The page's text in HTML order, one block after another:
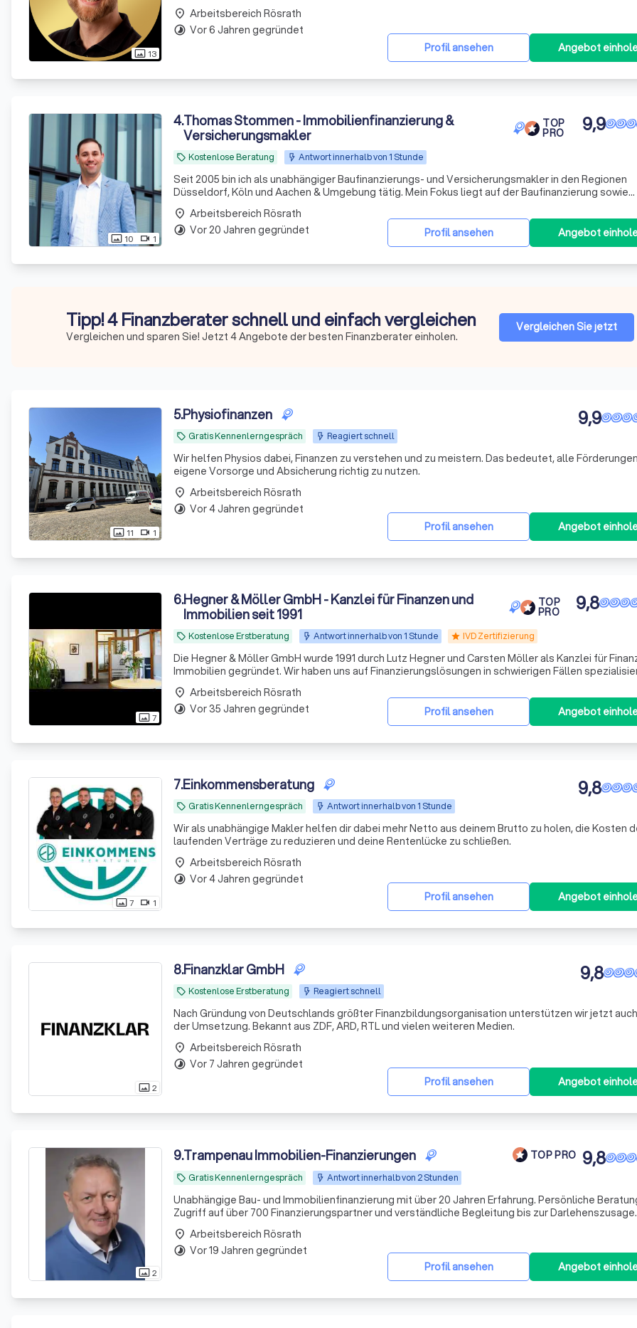
photo_size_select_actual 13 Profil ansehen Angebot
place Arbeitsbereich Rösrath
timelapse Vor 6 Jahren gegründet
photo_size_select_actual 10 videocam 1
4.Thomas Stommen - Immobilienfinanzierung &
Versicherungsmakler
TOP
PRO
local_offer Kostenlose Beratung Antwort innerhalb von 1 Stunde
9,9
Seit 2005 bin ich als unabhängiger Baufinanzierungs- und Versicherungsmakler in den Regionen
Düsseldorf, Köln und Aachen & Umgebung tätig. Mein Fokus liegt auf der Baufinanzierung sowie
Hypotheken- und Immobilienangelegenheiten. Für mich steht die persönliche, maßgeschneiderte
vor allem unabhäng
Profil ansehen
Angebot
place Arbeitsbereich Rösrath
timelapse Vor 20 Jahren gegründet
Tipp! 4 Finanzberater schnell und einfach vergleichen
Vergleichen und sparen Sie! Jetzt 4 Angebote der besten Finanzberater einholen.
Vergleichen Sie jetzt
photo_size_select_actual 11 videocam 1
5.Physiofinanzen
local_offer Gratis Kennenlerngespräch Reagiert schnell
9,9
Wir helfen Physios dabei, Finanzen zu verstehen und zu meistern. Das bedeutet, alle
eigene Vorsorge und Absicherung richtig zu nutzen.
Profil ansehen Angebot
place Arbeitsbereich Rösrath
timelapse Vor 4 Jahren gegründet
photo_size_select_actual7
6.Hegner & Möller GmbH - Kanzlei für Finanzen und
Immobilien seit 1991
TOP
PRO
local_offer Kostenlose Erstberatung Antwort innerhalb von 1 Stunde star IVD Zertifizierung
9,8
Die Hegner & Möller GmbH wurde 1991 durch Lutz Hegner und Carsten Möller als Kanzlei für
Immobilien gegründet. Wir haben uns auf Finanzierungslösungen in schwierigen Fällen
Täglich haben wir mit Kunden zu tun, die häufig bei Ihrer Bank eine Kündigung oder Absage
Profil ansehen
Angebot
place Arbeitsbereich Rösrath
timelapse Vor 35 Jahren gegründet
photo_size_select_actual7 videocam 1
7.Einkommensberatung
local_offer Gratis Kennenlerngespräch Antwort innerhalb von 1 Stunde
9,8
Wir als unabhängige Makler helfen dir dabei mehr Netto aus deinem Brutto zu holen, die Kosten
laufenden Verträge zu reduzieren und deine Rentenlücke zu schließen.
Profil ansehen Angebot
place Arbeitsbereich Rösrath
timelapse Vor 4 Jahren gegründet
photo_size_select_actual2
8.Finanzklar GmbH
local_offer Kostenlose Erstberatung Reagiert schnell
9,8
Nach Gründung von Deutschlands größter Finanzbildungsorganisation unterstützen wir jetzt
der Umsetzung. Bekannt aus ZDF, ARD, RTL und vielen weiteren Medien.
Profil ansehen Angebot
place Arbeitsbereich Rösrath
timelapse Vor 7 Jahren gegründet
photo_size_select_actual2
9.Trampenau Immobilien-Finanzierungen TOP PRO
local_offer Gratis Kennenlerngespräch Antwort innerhalb von 2 Stunden
9,8
Unabhängige Bau- und Immobilienfinanzierung mit über 20 Jahren Erfahrung. Persönliche
Zugriff auf über 700 Finanzierungspartner und verständliche Begleitung bis zur Darlehenszusage.
Profil ansehen Angebot
place Arbeitsbereich Rösrath
timelapse Vor 19 Jahren gegründet